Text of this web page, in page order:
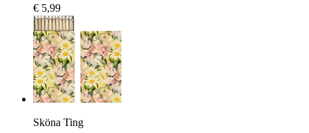
€ 5,99
Sköna Ting